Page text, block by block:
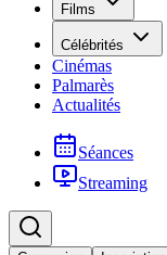
Films
Célébrités
Cinémas
Palmarès
Actualités
Séances
Streaming